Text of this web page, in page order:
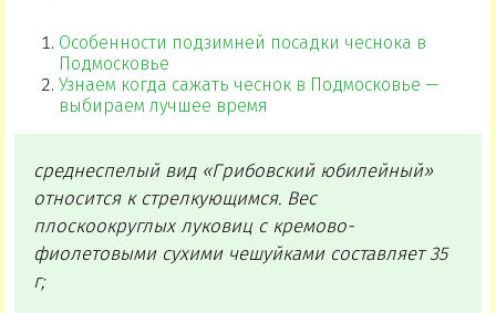
Особенности подзимней посадки чеснока в
Подмосковье
Узнаем когда сажать чеснок в Подмосковье —
выбираем лучшее время
среднеспелый вид «Грибовский юбилейный»
относится к стрелкующимся. Вес
плоскоокруглых луковиц с кремово-
фиолетовыми сухими чешуйками составляет 35
г;